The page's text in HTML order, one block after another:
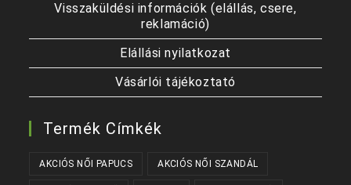
Visszaküldési információk (elállás, csere,
reklamáció)
Elállási nyilatkozat
Vásárlói tájékoztató
Termék Címkék
AKCIÓS NŐI PAPUCS AKCIÓS NŐI SZANDÁL